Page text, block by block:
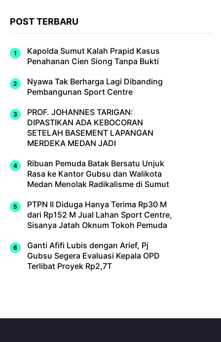
POST TERBARU
Kapolda Sumut Kalah Prapid Kasus
Penahanan Cien Siong Tanpa Bukti
Nyawa Tak Berharga Lagi Dibanding
Pembangunan Sport Centre
PROF. JOHANNES TARIGAN:
DIPASTIKAN ADA KEBOCORAN
SETELAH BASEMENT LAPANGAN
MERDEKA MEDAN JADI
Ribuan Pemuda Batak Bersatu Unjuk
Rasa ke Kantor Gubsu dan Walikota
Medan Menolak Radikalisme di Sumut
PTPN II Diduga Hanya Terima Rp30 M
dari Rp152 M Jual Lahan Sport Centre,
Sisanya Jatah Oknum Tokoh Pemuda
Ganti Afifi Lubis dengan Arief, Pj
Gubsu Segera Evaluasi Kepala OPD
Terlibat Proyek Rp2,7T